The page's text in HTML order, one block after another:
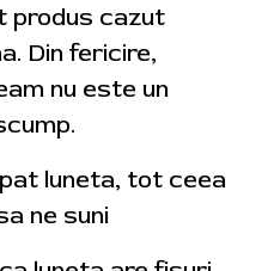
produs cazut
Din fericire,
nu este un
luneta, tot ceea
ne suni